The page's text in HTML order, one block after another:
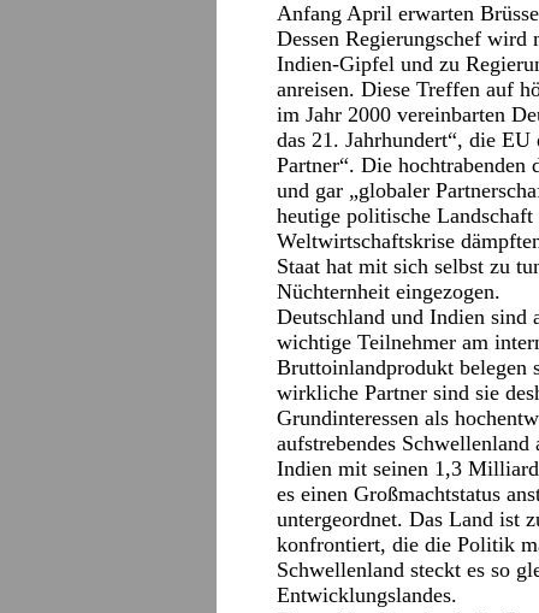
Anfang April erwarten
Dessen Regierungschef
Indien-Gipfel und zu
anreisen. Diese Treffen auf
im Jahr 2000 vereinbarten
das 21. Jahrhundert“, die
Partner“. Die hochtrabenden
und gar „globaler
heutige politische Landschaft
Weltwirtschaftskrise
Staat hat mit sich selbst zu
Nüchternheit eingezogen.
Deutschland und Indien sind
wichtige Teilnehmer am
Bruttoinlandprodukt belegen
wirkliche Partner sind sie
Grundinteressen als
aufstrebendes
Indien mit seinen 1,3
es einen Großmachtstatus
untergeordnet. Das Land ist
konfrontiert, die die Politik
Schwellenland steckt es so
Entwicklungslandes.